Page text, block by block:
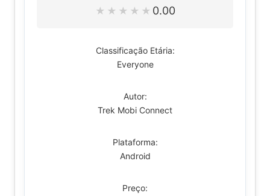
★ ★ ★ ★ ★ 0.00
Classificação Etária:
Everyone
Autor:
Trek Mobi Connect
Plataforma:
Android
Preço: